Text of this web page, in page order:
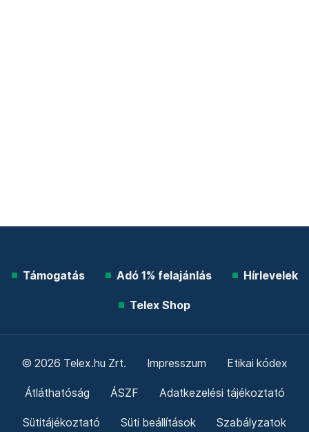
Támogatás Adó 1% felajánlás Hírlevelek
Telex Shop
© 2026 Telex.hu Zrt. Impresszum Etikai kódex
Átláthatóság ÁSZF Adatkezelési tájékoztató
Sütitájékoztató Süti beállítások Szabályzatok